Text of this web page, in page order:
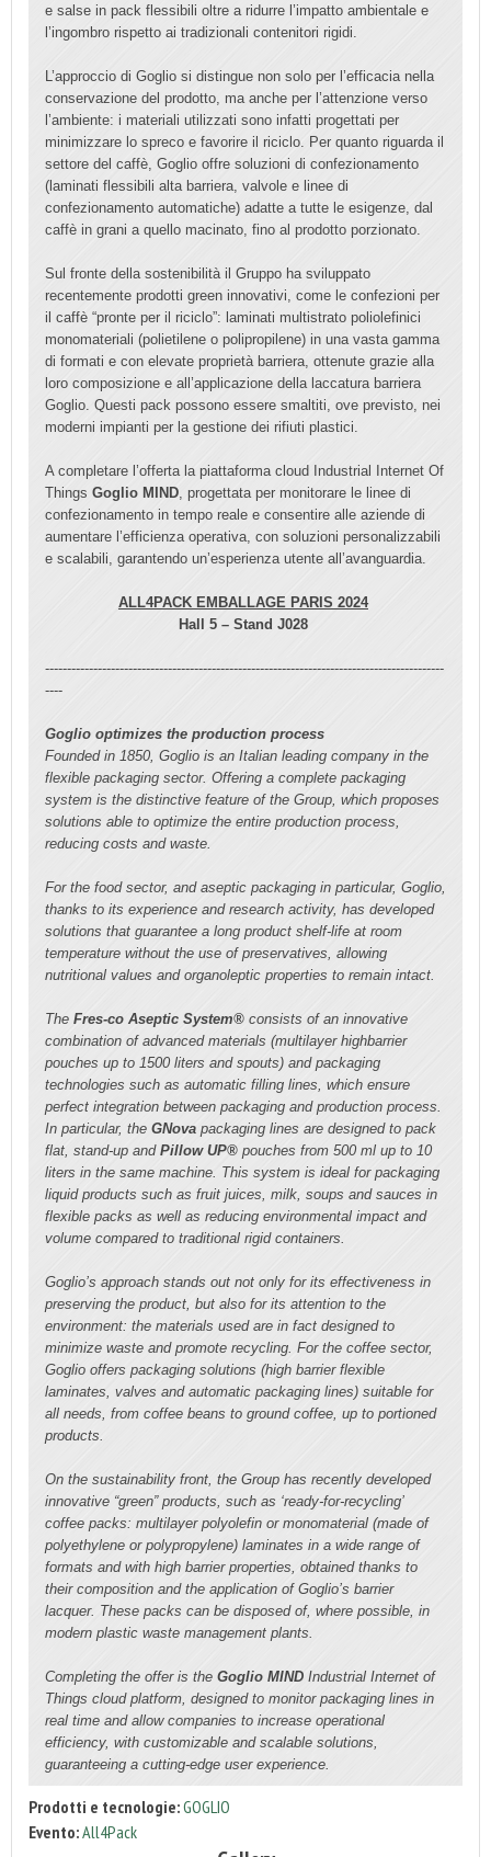
e salse in pack flessibili oltre a ridurre l’impatto ambientale e
l’ingombro rispetto ai tradizionali contenitori rigidi.
L’approccio di Goglio si distingue non solo per l’efficacia nella
conservazione del prodotto, ma anche per l’attenzione verso
l’ambiente: i materiali utilizzati sono infatti progettati per
minimizzare lo spreco e favorire il riciclo. Per quanto riguarda il
settore del caffè, Goglio offre soluzioni di confezionamento
(laminati flessibili alta barriera, valvole e linee di
confezionamento automatiche) adatte a tutte le esigenze, dal
caffè in grani a quello macinato, fino al prodotto porzionato.
Sul fronte della sostenibilità il Gruppo ha sviluppato
recentemente prodotti green innovativi, come le confezioni per
il caffè “pronte per il riciclo”: laminati multistrato poliolefinici
monomateriali (polietilene o polipropilene) in una vasta gamma
di formati e con elevate proprietà barriera, ottenute grazie alla
loro composizione e all’applicazione della laccatura barriera
Goglio. Questi pack possono essere smaltiti, ove previsto, nei
moderni impianti per la gestione dei rifiuti plastici.
A completare l’offerta la piattaforma cloud Industrial Internet Of
Things Goglio MIND , progettata per monitorare le linee di
confezionamento in tempo reale e consentire alle aziende di
aumentare l’efficienza operativa, con soluzioni personalizzabili
e scalabili, garantendo un’esperienza utente all’avanguardia.
ALL4PACK EMBALLAGE PARIS 2024
Hall 5 – Stand J028
-------------------------------------------------------------------------------------------
----
Goglio optimizes the production process
Founded in 1850, Goglio is an Italian leading company in the
flexible packaging sector. Offering a complete packaging
system is the distinctive feature of the Group, which proposes
solutions able to optimize the entire production process,
reducing costs and waste.
For the food sector, and aseptic packaging in particular, Goglio,
thanks to its experience and research activity, has developed
solutions that guarantee a long product shelf-life at room
temperature without the use of preservatives, allowing
nutritional values and organoleptic properties to remain intact.
The Fres-co Aseptic System® consists of an innovative
combination of advanced materials (multilayer highbarrier
pouches up to 1500 liters and spouts) and packaging
technologies such as automatic filling lines, which ensure
perfect integration between packaging and production process.
In particular, the GNova packaging lines are designed to pack
flat, stand-up and Pillow UP® pouches from 500 ml up to 10
liters in the same machine. This system is ideal for packaging
liquid products such as fruit juices, milk, soups and sauces in
flexible packs as well as reducing environmental impact and
volume compared to traditional rigid containers.
Goglio’s approach stands out not only for its effectiveness in
preserving the product, but also for its attention to the
environment: the materials used are in fact designed to
minimize waste and promote recycling. For the coffee sector,
Goglio offers packaging solutions (high barrier flexible
laminates, valves and automatic packaging lines) suitable for
all needs, from coffee beans to ground coffee, up to portioned
products.
On the sustainability front, the Group has recently developed
innovative “green” products, such as ‘ready-for-recycling’
coffee packs: multilayer polyolefin or monomaterial (made of
polyethylene or polypropylene) laminates in a wide range of
formats and with high barrier properties, obtained thanks to
their composition and the application of Goglio’s barrier
lacquer. These packs can be disposed of, where possible, in
modern plastic waste management plants.
Completing the offer is the Goglio MIND Industrial Internet of
Things cloud platform, designed to monitor packaging lines in
real time and allow companies to increase operational
efficiency, with customizable and scalable solutions,
guaranteeing a cutting-edge user experience.
Prodotti e tecnologie:GOGLIO
Evento:All4Pack